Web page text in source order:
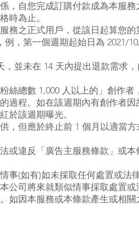
，自您完成訂購付款成為本服
時為止。
務之正式用戶，從該日起算您
例，第一個週期起始日為 2021/
並未在 14 天內提出退款需求
絲總數 1,000 人以上的」創作者
過程。如在該週期內有創作者因
於該週期曝光。
但應於終止前 1 個月以適當方
違反「廣告主服務條款」或本
事(如有)如未採取任何處置或法
司將來就類似情事採取處置或
如因本服務或本條款產生或相